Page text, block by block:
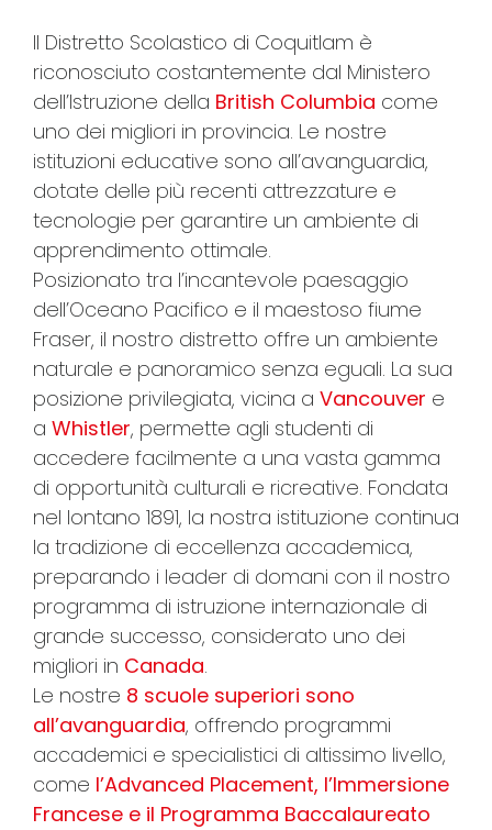
Il Distretto Scolastico di Coquitlam è
riconosciuto costantemente dal Ministero
dell’Istruzione della British Columbia come
uno dei migliori in provincia. Le nostre
istituzioni educative sono all’avanguardia,
dotate delle più recenti attrezzature e
tecnologie per garantire un ambiente di
apprendimento ottimale.
Posizionato tra l’incantevole paesaggio
dell’Oceano Pacifico e il maestoso fiume
Fraser, il nostro distretto offre un ambiente
naturale e panoramico senza eguali. La sua
posizione privilegiata, vicina a Vancouver e
a Whistler, permette agli studenti di
accedere facilmente a una vasta gamma
di opportunità culturali e ricreative. Fondata
nel lontano 1891, la nostra istituzione continua
la tradizione di eccellenza accademica,
preparando i leader di domani con il nostro
programma di istruzione internazionale di
grande successo, considerato uno dei
migliori in Canada.
Le nostre 8 scuole superiori sono
all’avanguardia, offrendo programmi
accademici e specialistici di altissimo livello,
come l’Advanced Placement, l’Immersione
Francese e il Programma Baccalaureato